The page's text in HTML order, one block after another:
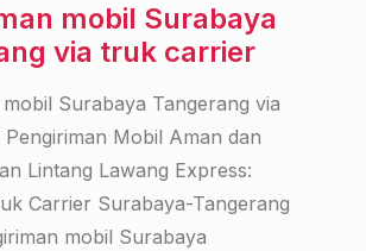
mobil Surabaya
via truk carrier
Surabaya Tangerang via
Mobil Aman dan
Lintang Lawang Express:
Carrier Surabaya-Tangerang
mobil Surabaya